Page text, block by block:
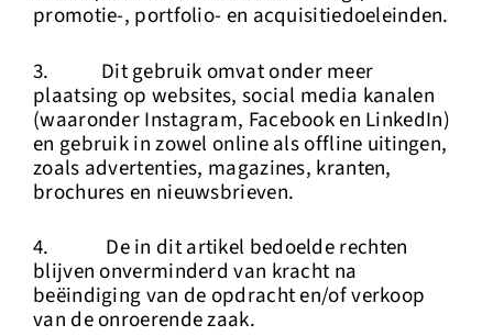
promotie-, portfolio- en acquisitiedoeleinden.
3. Dit gebruik omvat onder meer
plaatsing op websites, social media kanalen
(waaronder Instagram, Facebook en LinkedIn)
en gebruik in zowel online als offline uitingen,
zoals advertenties, magazines, kranten,
brochures en nieuwsbrieven.
4. De in dit artikel bedoelde rechten
blijven onverminderd van kracht na
beëindiging van de opdracht en/of verkoop
van de onroerende zaak.